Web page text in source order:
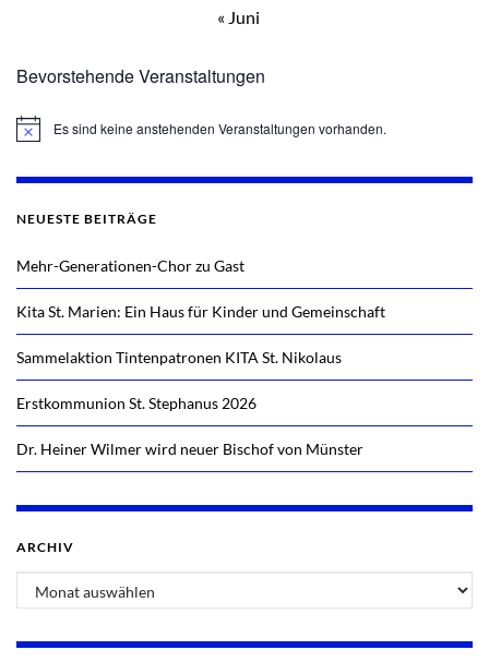
« Juni
Bevorstehende Veranstaltungen
HinweisEs sind keine anstehenden Veranstaltungen vorhanden.
NEUESTE BEITRÄGE
Mehr-Generationen-Chor zu Gast
Kita St. Marien: Ein Haus für Kinder und Gemeinschaft
Sammelaktion Tintenpatronen KITA St. Nikolaus
Erstkommunion St. Stephanus 2026
Dr. Heiner Wilmer wird neuer Bischof von Münster
ARCHIV